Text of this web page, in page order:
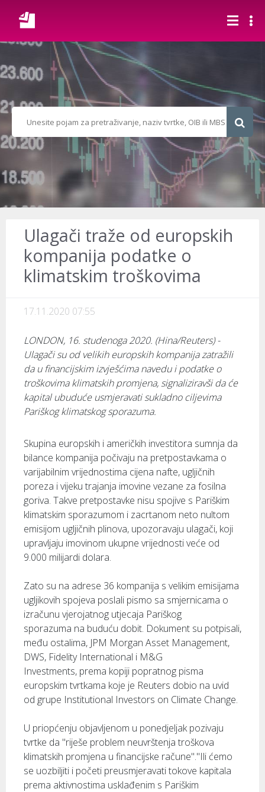
Ulagači traže od europskih
kompanija podatke o
klimatskim troškovima
17.11.2020 07:55
LONDON, 16. studenoga 2020. (Hina/Reuters) -
Ulagači su od velikih europskih kompanija zatražili
da u financijskim izvješćima navedu i podatke o
troškovima klimatskih promjena, signaliziravši da će
kapital ubuduće usmjeravati sukladno ciljevima
Pariškog klimatskog sporazuma.
Skupina europskih i američkih investitora sumnja da
bilance kompanija počivaju na pretpostavkama o
varijabilnim vrijednostima cijena nafte, ugljičnih
poreza i vijeku trajanja imovine vezane za fosilna
goriva. Takve pretpostavke nisu spojive s Pariškim
klimatskim sporazumom i zacrtanom neto nultom
emisijom ugljičnih plinova, upozoravaju ulagači, koji
upravljaju imovinom ukupne vrijednosti veće od
9.000 milijardi dolara.
Zato su na adrese 36 kompanija s velikim emisijama
ugljikovih spojeva poslali pismo sa smjernicama o
izračunu vjerojatnog utjecaja Pariškog
sporazuma na buduću dobit. Dokument su potpisali,
među ostalima, JPM Morgan Asset Management,
DWS, Fidelity International i M&G
Investments, prema kopiji popratnog pisma
europskim tvrtkama koje je Reuters dobio na uvid
od grupe Institutional Investors on Climate Change.
U priopćenju objavljenom u ponedjeljak pozivaju
tvrtke da "riješe problem neuvrštenja troškova
klimatskih promjena u financijske račune"."Ili ćemo
se uozbiljiti i početi preusmjeravati tokove kapitala
prema aktivnostima usklađenim s Pariškim